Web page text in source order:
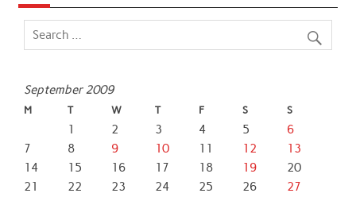
September 2009
M T W T F S S
1 2 3 4 5
6
7
8 9 10 11 12
13
14
15 16 17 18 19
20
21
22 23 24 25 26
27